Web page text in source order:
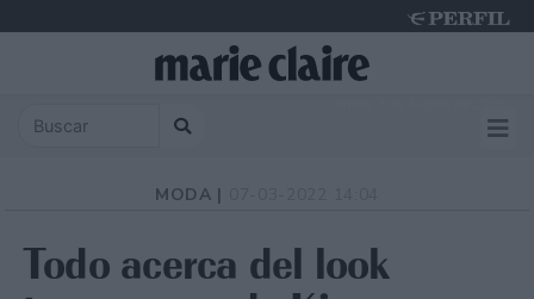
MODA |
Todo acerca del look